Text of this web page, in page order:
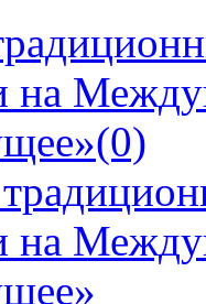
на
(0)